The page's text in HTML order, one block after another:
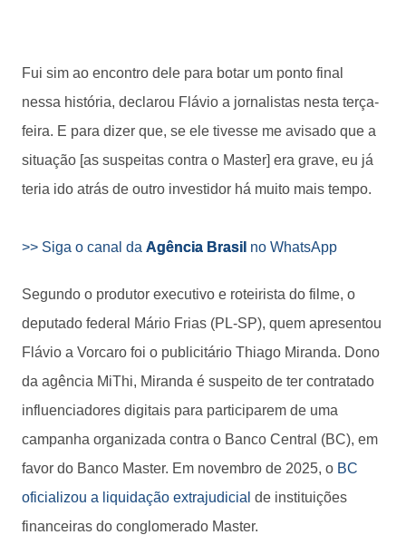
Fui sim ao encontro dele para botar um ponto final
nessa história, declarou Flávio a jornalistas nesta terça-
feira. E para dizer que, se ele tivesse me avisado que a
situação [as suspeitas contra o Master] era grave, eu já
teria ido atrás de outro investidor há muito mais tempo.
>> Siga o canal da Agência Brasil no WhatsApp
Segundo o produtor executivo e roteirista do filme, o
deputado federal Mário Frias (PL-SP), quem apresentou
Flávio a Vorcaro foi o publicitário Thiago Miranda. Dono
da agência MiThi, Miranda é suspeito de ter contratado
influenciadores digitais para participarem de uma
campanha organizada contra o Banco Central (BC), em
favor do Banco Master. Em novembro de 2025, o BC
oficializou a liquidação extrajudicial de instituições
financeiras do conglomerado Master.